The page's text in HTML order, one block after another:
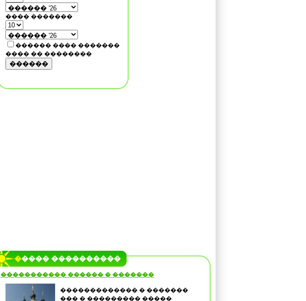
���� �������
������ ���� �������
���� �� ��������
������
����� ����������
����������� ������ � �������
������������� � �������
��� � ��������� �����